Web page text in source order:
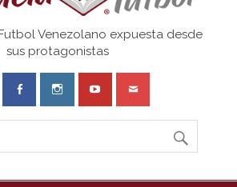
Venezuela
Venezolano expuesta desde
sus protagonistas